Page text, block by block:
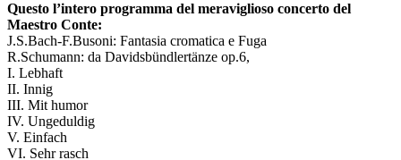
Questo l’intero programma del meraviglioso concerto del
Maestro Conte:
J.S.Bach-F.Busoni: Fantasia cromatica e Fuga
R.Schumann: da Davidsbündlertänze op.6,
I. Lebhaft
II. Innig
III. Mit humor
IV. Ungeduldig
V. Einfach
VI. Sehr rasch